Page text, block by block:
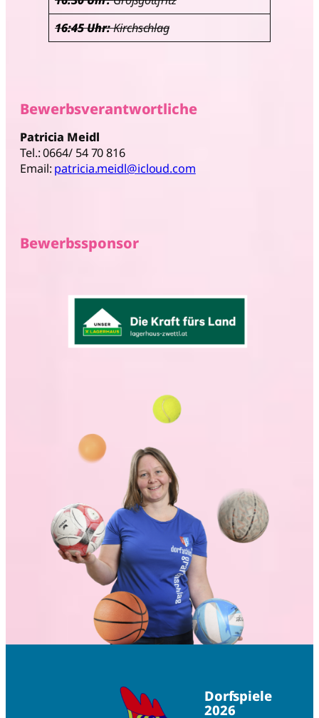
16:45 Uhr:Kirchschlag
Bewerbsverantwortliche
Patricia Meidl
Tel.: 0664/ 54 70 816
Email:patricia.meidl@icloud.com
Bewerbssponsor
Dorfspiele
2026